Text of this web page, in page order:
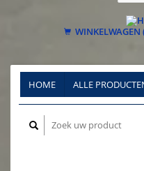
WINKELWAGEN
HOME ALLE